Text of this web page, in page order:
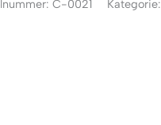
C-0021 Kategorie: